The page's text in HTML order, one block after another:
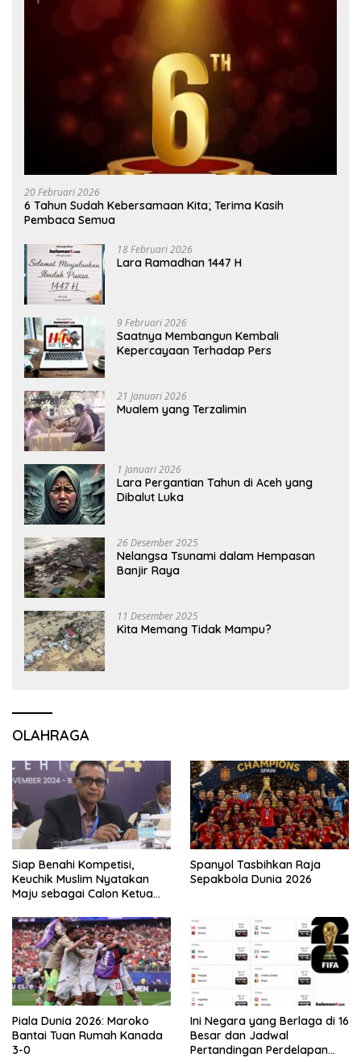
20 Februari 2026
6 Tahun Sudah Kebersamaan Kita; Terima Kasih
Pembaca Semua
18 Februari 2026
Lara Ramadhan 1447 H
9 Februari 2026
Saatnya Membangun Kembali
Kepercayaan Terhadap Pers
21 Januari 2026
Mualem yang Terzalimin
1 Januari 2026
Lara Pergantian Tahun di Aceh yang
Dibalut Luka
26 Desember 2025
Nelangsa Tsunami dalam Hempasan
Banjir Raya
11 Desember 2025
Kita Memang Tidak Mampu?
OLAHRAGA
Siap Benahi Kompetisi,
Keuchik Muslim Nyatakan
Maju sebagai Calon Ketua
Spanyol Tasbihkan Raja
Sepakbola Dunia 2026
Piala Dunia 2026: Maroko
Bantai Tuan Rumah Kanada
3-0
Ini Negara yang Berlaga di 16
Besar dan Jadwal
Pertandingan Perdelapan